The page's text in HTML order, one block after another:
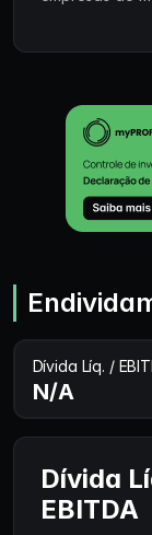
Dívida Líq. /
N/A
Dívida
EBITDA